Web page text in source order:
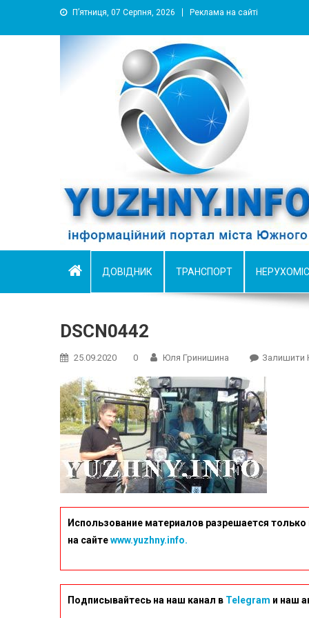
П’ятниця, 07 Серпня, 2026 Реклама на сайті
YUZHNY.INFO
информационный портал города Южный
ДОВІДНИК ТРАНСПОРТ
DSCN0442
25.09.2020 0 Юля Гринишина Залишити
Использование материалов разрешается
на сайтеwww.yuzhny.info.
Подписывайтесь на наш канал в Telegram и наш